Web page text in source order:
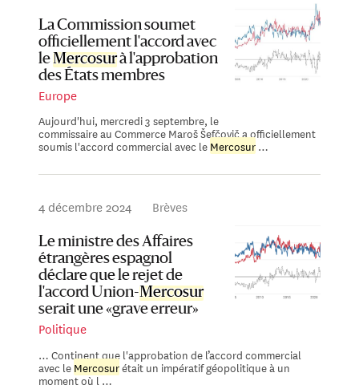
La Commission soumet
officiellement l'accord avec
leMercosurà l'approbation
des États membres
Europe
Aujourd'hui, mercredi 3 septembre, le
commissaire au Commerce Maroš Šefčovič a officiellement
soumis l'accord commercial avec leMercosur…
4 décembre 2024 Brèves
Le ministre des Affaires
étrangères espagnol
déclare que le rejet de
l'accord Union-Mercosur
serait une «grave erreur»
Politique
… Continent que l'approbation de l’accord commercial
avec leMercosurétait un impératif géopolitique à un
moment où l …